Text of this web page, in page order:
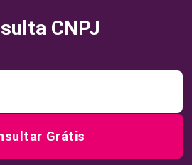
CNPJ
Grátis